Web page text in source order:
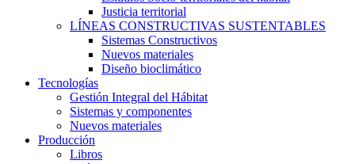
Justicia territorial
LÍNEAS CONSTRUCTIVAS SUSTENTABLES
Sistemas Constructivos
Nuevos materiales
Diseño bioclimático
Tecnologías
Gestión Integral del Hábitat
Sistemas y componentes
Nuevos materiales
Producción
Libros